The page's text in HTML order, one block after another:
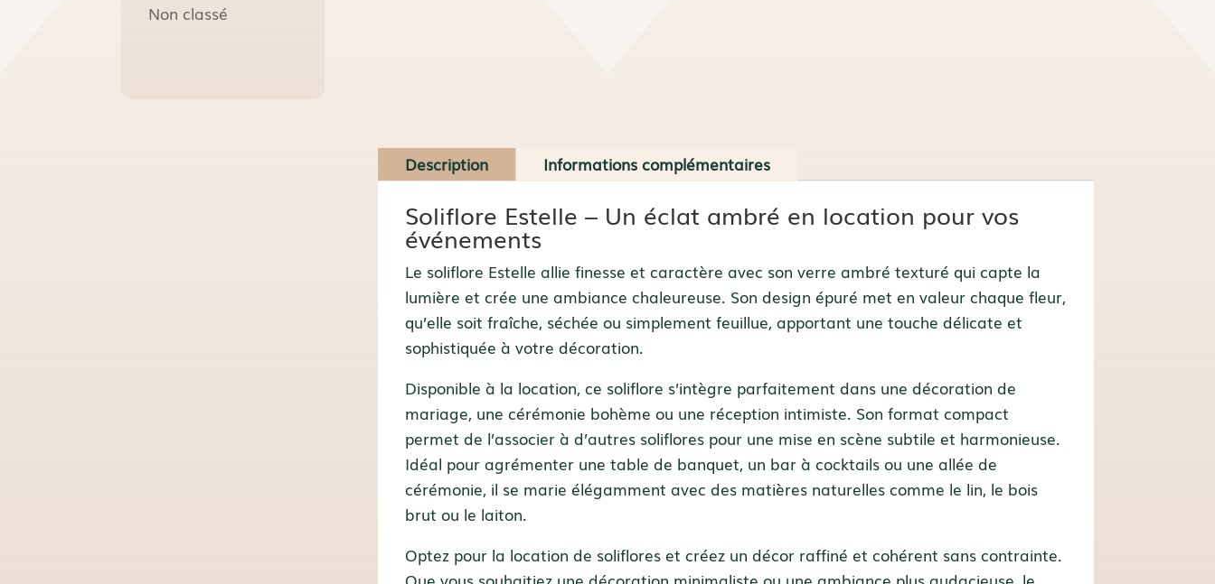
Non classé
Description Informations complémentaires
Soliflore Estelle – Un éclat ambré en location pour vos
événements
Le soliflore Estelle allie finesse et caractère avec son verre ambré texturé qui capte la
lumière et crée une ambiance chaleureuse. Son design épuré met en valeur chaque fleur,
qu’elle soit fraîche, séchée ou simplement feuillue, apportant une touche délicate et
sophistiquée à votre décoration.
Disponible à la location, ce soliflore s’intègre parfaitement dans une décoration de
mariage, une cérémonie bohème ou une réception intimiste. Son format compact
permet de l’associer à d’autres soliflores pour une mise en scène subtile et harmonieuse.
Idéal pour agrémenter une table de banquet, un bar à cocktails ou une allée de
cérémonie, il se marie élégamment avec des matières naturelles comme le lin, le bois
brut ou le laiton.
Optez pour la location de soliflores et créez un décor raffiné et cohérent sans contrainte.